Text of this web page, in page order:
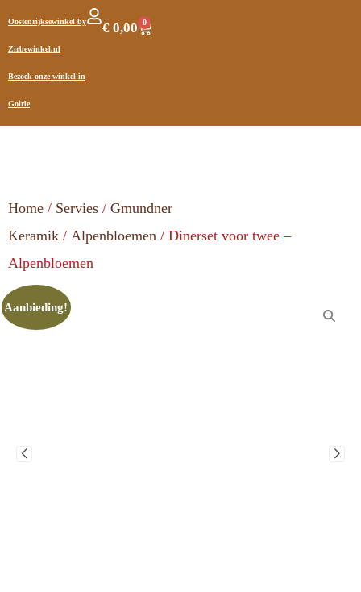
Oostenrijksewinkel by
Zirbewinkel.nl
Bezoek onze winkel in
Goirle
€ 0,00 0
Home / Servies / Gmundner
Keramik / Alpenbloemen / Dinerset voor twee –
Alpenbloemen
Aanbieding!